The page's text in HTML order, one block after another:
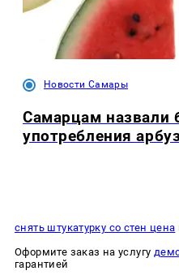
Новости Самары
Самарцам назвали
употребления
снять штукатурку со стен цена
Оформите заказ на услугу
гарантией